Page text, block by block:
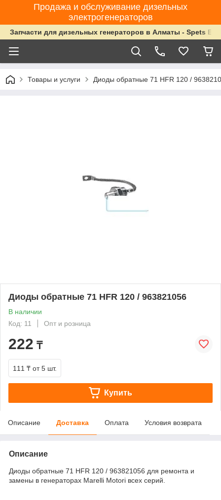
Продажа и обслуживание дизельных
электрогенераторов
Запчасти для дизельных генераторов в Алматы - Spets
Товары и услуги Диоды обратные 71 HFR 120 /
Диоды обратные 71 HFR 120 / 963821056
В наличии
Код: 11
Опт и розница
222 ₸
111 ₸ от 5 шт.
Купить
Описание Доставка Оплата Условия возврата
Описание
Диоды обратные 71 HFR 120 / 963821056 для ремонта и
замены в генераторах Marelli Motori всех серий.